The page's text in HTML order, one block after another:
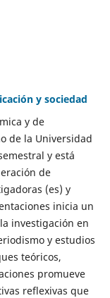
y sociedad
y de
de la Universidad
y está
de
(es) y
inicia un
investigación en
y estudios
teóricos,
promueve
reflexivas que